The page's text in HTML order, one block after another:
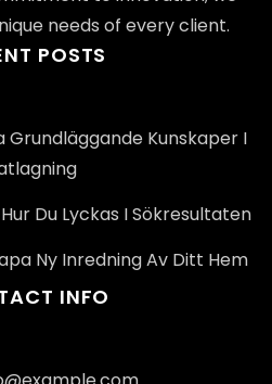
needs of every client.
POSTS
Grundläggande Kunskaper I
Du Lyckas I Sökresultaten
Ny Inredning Av Ditt Hem
INFO